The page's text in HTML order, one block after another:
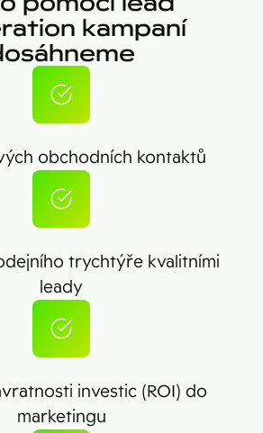
kampaní
obchodních kontaktů
trychtýře kvalitními
leady
investic (ROI) do
marketingu